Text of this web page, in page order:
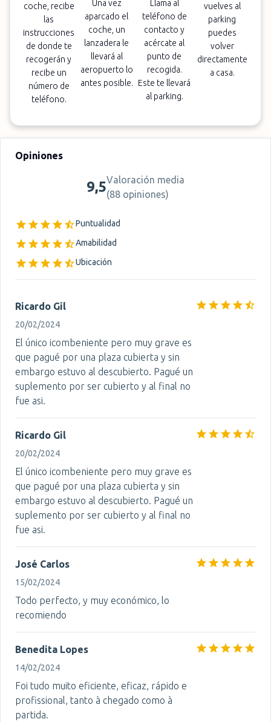
coche, recibe
las
instrucciones
de donde te
recogerán y
recibe un
número de
teléfono.
Una vez
aparcado el
coche, un
lanzadera le
llevará al
aeropuerto lo
antes posible.
Llama al
teléfono de
contacto y
acércate al
punto de
recogida.
Este te llevará
al parking.
vuelves al
parking
puedes
volver
directamente
a casa.
Opiniones
9,5Valoración media
(88 opiniones)
Puntualidad
Amabilidad
Ubicación
Ricardo Gil
20/02/2024
El único icombeniente pero muy grave es
que pagué por una plaza cubierta y sin
embargo estuvo al descubierto. Pagué un
suplemento por ser cubierto y al final no
fue asi.
Ricardo Gil
20/02/2024
El único icombeniente pero muy grave es
que pagué por una plaza cubierta y sin
embargo estuvo al descubierto. Pagué un
suplemento por ser cubierto y al final no
fue asi.
José Carlos
15/02/2024
Todo perfecto, y muy económico, lo
recomiendo
Benedita Lopes
14/02/2024
Foi tudo muito eficiente, eficaz, rápido e
profissional, tanto à chegado como à
partida.